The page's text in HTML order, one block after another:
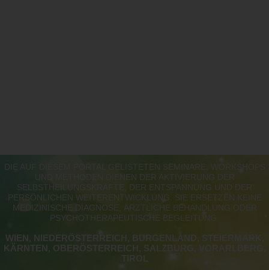
DIE AUF DIESEM PORTAL GELISTETEN SEMINARE, WORKSHOPS
UND METHODEN DIENEN DER AKTIVIERUNG DER
SELBSTHEILUNGSKRÄFTE, DER ENTSPANNUNG UND DER
PERSÖNLICHEN WEITERENTWICKLUNG. SIE ERSETZEN KEINE
MEDIZINISCHE DIAGNOSE, ÄRZTLICHE BEHANDLUNG ODER
PSYCHOTHERAPEUTISCHE BEGLEITUNG.
WIEN, NIEDERÖSTERREICH, BURGENLAND, STEIERMARK,
KÄRNTEN, OBERÖSTERREICH, SALZBURG, VORARLBERG,
TIROL